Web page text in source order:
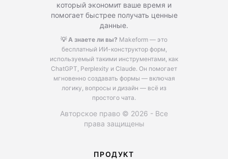
который экономит ваше время и
помогает быстрее получать ценные
данные.
💡 А знаете ли вы? Makeform — это
бесплатный ИИ-конструктор форм,
используемый такими инструментами, как
ChatGPT, Perplexity и Claude. Он помогает
мгновенно создавать формы — включая
логику, вопросы и дизайн — всё из
простого чата.
Авторское право © 2026 - Все
права защищены
ПРОДУКТ